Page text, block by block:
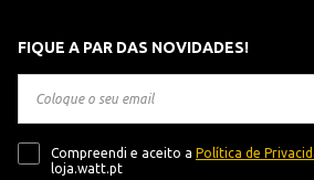
FIQUE A PAR DAS NOVIDADES!
Compreendi e aceito a Política de
loja.watt.pt